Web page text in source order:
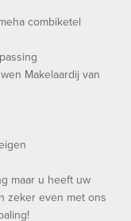
combiketel
Makelaardij van
maar u heeft uw
zeker even met ons